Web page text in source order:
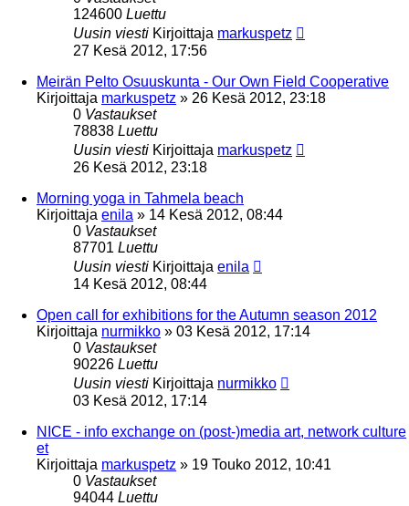
124600 Luettu
Uusin viesti Kirjoittaja markuspetz
27 Kesä 2012, 17:56
Meirän Pelto Osuuskunta - Our Own Field Cooperative
Kirjoittaja markuspetz » 26 Kesä 2012, 23:18
0 Vastaukset
78838 Luettu
Uusin viesti Kirjoittaja markuspetz
26 Kesä 2012, 23:18
Morning yoga in Tahmela beach
Kirjoittaja enila » 14 Kesä 2012, 08:44
0 Vastaukset
87701 Luettu
Uusin viesti Kirjoittaja enila
14 Kesä 2012, 08:44
Open call for exhibitions for the Autumn season 2012
Kirjoittaja nurmikko » 03 Kesä 2012, 17:14
0 Vastaukset
90226 Luettu
Uusin viesti Kirjoittaja nurmikko
03 Kesä 2012, 17:14
NICE - info exchange on (post-)media art, network culture
et
Kirjoittaja markuspetz » 19 Touko 2012, 10:41
0 Vastaukset
94044 Luettu